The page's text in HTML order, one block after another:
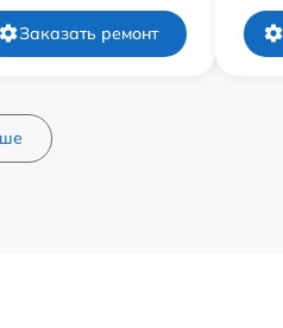
Заказать ремонт